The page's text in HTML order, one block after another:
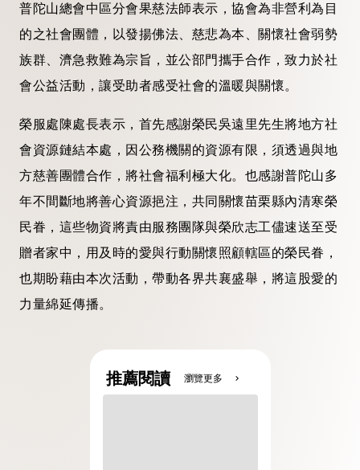
普陀山總會中區分會果慈法師表示，協會為非營利為目
的之社會團體，以發揚佛法、慈悲為本、關懷社會弱勢
族群、濟急救難為宗旨，並公部門攜手合作，致力於社
會公益活動，讓受助者感受社會的溫暖與關懷。
榮服處陳處長表示，首先感謝榮民吳遠里先生將地方社
會資源鏈結本處，因公務機關的資源有限，須透過與地
方慈善團體合作，將社會福利極大化。也感謝普陀山多
年不間斷地將善心資源挹注，共同關懷苗栗縣內清寒榮
民眷，這些物資將責由服務團隊與榮欣志工儘速送至受
贈者家中，用及時的愛與行動關懷照顧轄區的榮民眷，
也期盼藉由本次活動，帶動各界共襄盛舉，將這股愛的
力量綿延傳播。
推薦閱讀 瀏覽更多 chevron_right